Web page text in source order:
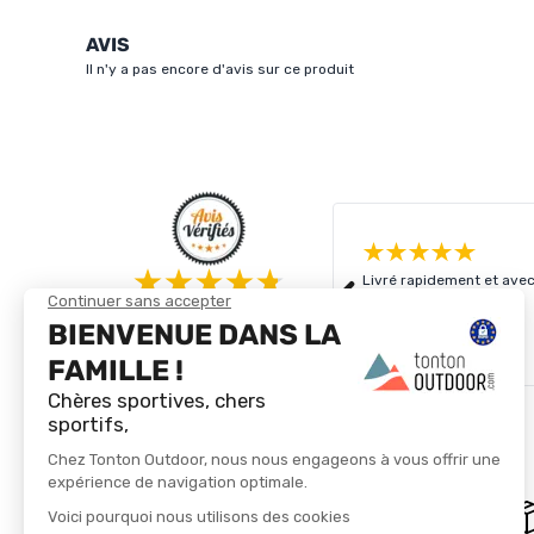
AVIS
Il n'y a pas encore d'avis sur ce produit
4.8/5
Basé sur4 327avis des 12 derniers mois
Voir tous les avis
Livré rapidement et